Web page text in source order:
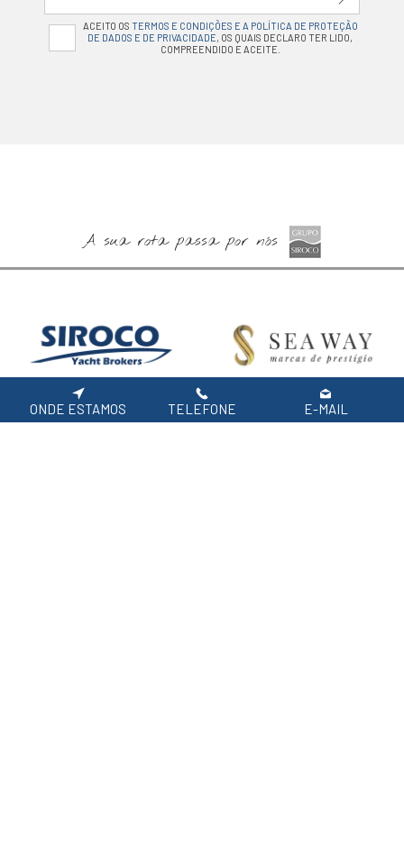
ACEITO OS TERMOS E CONDIÇÕES E A POLÍTICA DE PROTEÇÃO
DE DADOS E DE PRIVACIDADE, OS QUAIS DECLARO TER LIDO,
COMPREENDIDO E ACEITE.
A sua rota passa por nós
Especialistas em Barcos
Usados
Barcos Novos Jeanneau,
Prestige e Lagoon
ONDE ESTAMOS TELEFONE E-MAIL